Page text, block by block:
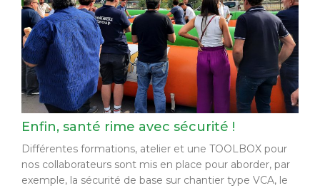
Enfin, santé rime avec sécurité !
Différentes formations, atelier et une TOOLBOX pour
nos collaborateurs sont mis en place pour aborder, par
exemple, la sécurité de base sur chantier type VCA, le